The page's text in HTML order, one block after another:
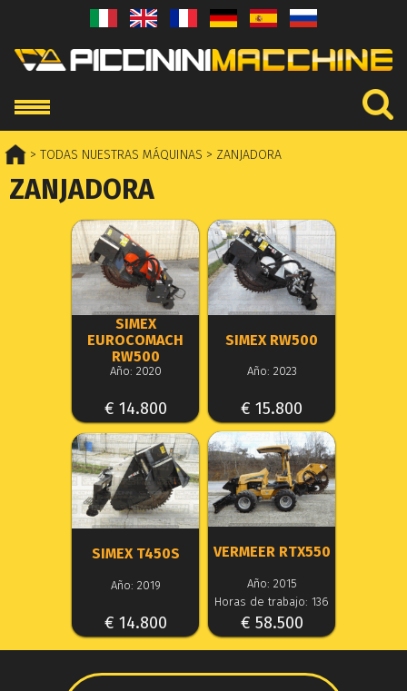
> TODAS NUESTRAS MÁQUINAS > ZANJADORA
ZANJADORA
SIMEX
EUROCOMACH
RW500
Año: 2020
€ 14.800
SIMEX RW500
Año: 2023
€ 15.800
SIMEX T450S
Año: 2019
€ 14.800
VERMEER RTX550
Año: 2015
Horas de trabajo: 136
€ 58.500